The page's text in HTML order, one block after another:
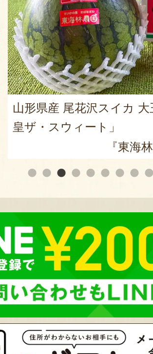
山形県産 尾花沢スイカ 大
皇ザ・スウィート」
『東海